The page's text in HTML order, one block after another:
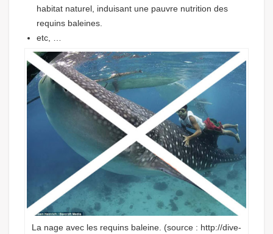
habitat naturel, induisant une pauvre nutrition des
requins baleines.
etc, …
La nage avec les requins baleine. (source : http://dive-